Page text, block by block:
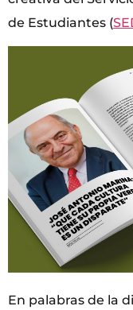
de Estudiantes (
En palabras de la